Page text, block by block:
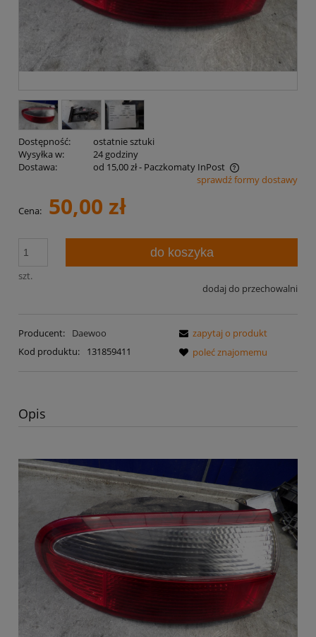
Dostępność:
ostatnie sztuki
Wysyłka w:
24 godziny
Dostawa:
od 15,00 zł- Paczkomaty InPost
Cena nie zawiera ewentualnych kosztów płatnościsprawdź formy dostawy
Cena: 50,00 zł
szt.
do koszyka
dodaj do przechowalni
Producent:
Daewoo
Kod produktu:
131859411
zapytaj o produkt
poleć znajomemu
Opis